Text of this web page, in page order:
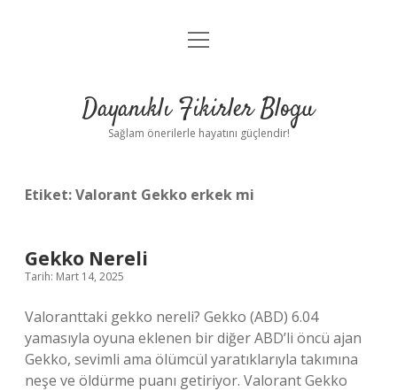
Anasayfa
Yasal Uyarı
menüyü
Dayanıklı Fikirler Blogu
Sağlam önerilerle hayatını güçlendir!
Etiket:Valorant Gekko erkek mi
Gekko Nereli
Tarih: Mart 14, 2025
Valoranttaki gekko nereli? Gekko (ABD) 6.04
yamasıyla oyuna eklenen bir diğer ABD’li öncü ajan
Gekko, sevimli ama ölümcül yaratıklarıyla takımına
neşe ve öldürme puanı getiriyor. Valorant Gekko